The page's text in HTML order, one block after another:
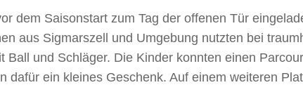
dem Saisonstart zum Tag der offenen Tür
aus Sigmarszell und Umgebung nutzten bei
und Schläger. Die Kinder konnten einen
dafür ein kleines Geschenk. Auf einem weiteren